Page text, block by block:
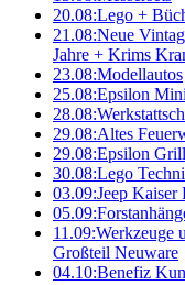
20.08:Lego +
21.08:Neue
Jahre + Krims
23.08:Modellautos
25.08:Epsilon
28.08:
29.08:Altes
29.08:Epsilon
30.08:Lego
03.09:Jeep Kaiser
05.09:
11.09:Werkzeuge
Großteil Neuware
04.10:Benefiz